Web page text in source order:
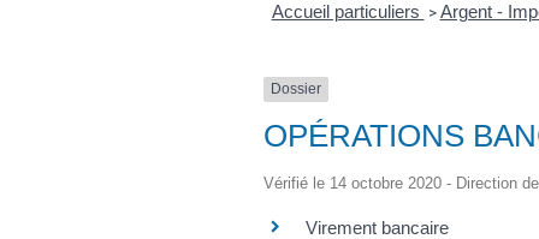
Accueil particuliers > Argent -
Dossier
OPÉRATIONS
Vérifié le 14 octobre 2020 - Direction
Virement bancaire